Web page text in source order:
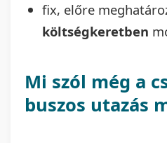
fix, előre
költségkeretben
Mi szól még a
buszos utazás